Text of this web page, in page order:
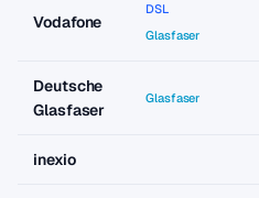
Vodafone
DSL
Glasfaser
Deutsche
Glasfaser
Glasfaser
inexio